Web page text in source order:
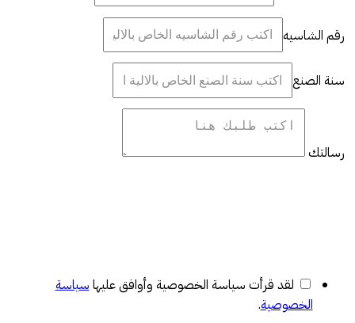
رقم الشاسيه
سنة الصنع
رسالتك
لقد قرأت سياسة الخصوصية وأوافق عليها سياسة
الخصوصية.